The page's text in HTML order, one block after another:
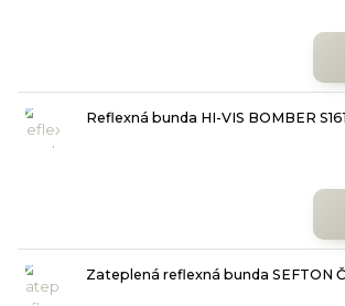
Reflexná bunda HI-VIS BOMBER
Zateplená reflexná bunda SEFTON